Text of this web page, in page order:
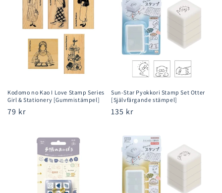
Kodomo no Kao I Love Stamp Series
Girl & Stationery [Gummistämpel]
Ordinarie
79 kr
Sun-Star Pyokkori Stamp Set Otter
[Självfärgande stämpel]
Ordinarie
135 kr